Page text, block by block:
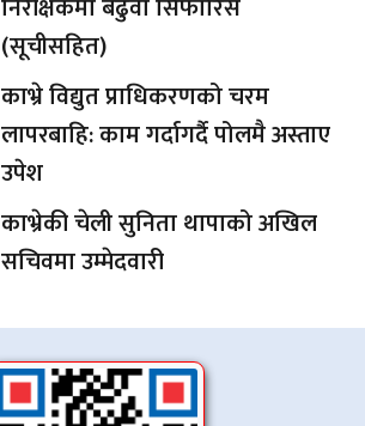
निरीक्षकमा बढुवा सिफारिस
(सूचीसहित)
काभ्रे विद्युत प्राधिकरणको चरम
लापरबाहि: काम गर्दागर्दै पोलमै अस्ताए
उपेश
काभ्रेकी चेली सुनिता थापाको अखिल
सचिवमा उम्मेदवारी